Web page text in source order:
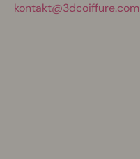
kontakt@3dcoiffure.com